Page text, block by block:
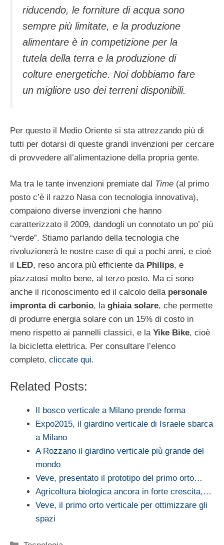
riducendo, le forniture di acqua sono
sempre più limitate, e la produzione
alimentare è in competizione per la
tutela della terra e la produzione di
colture energetiche. Noi dobbiamo fare
un migliore uso dei terreni disponibili.
Per questo il Medio Oriente si sta attrezzando più di
tutti per dotarsi di queste grandi invenzioni per cercare
di provvedere all’alimentazione della propria gente.
Ma tra le tante invenzioni premiate dal Time (al primo
posto c’è il razzo Nasa con tecnologia innovativa),
compaiono diverse invenzioni che hanno
caratterizzato il 2009, dandogli un connotato un po’ più
“verde”. Stiamo parlando della tecnologia che
rivoluzionerà le nostre case di qui a pochi anni, e cioè
il LED, reso ancora più efficiente da Philips, e
piazzatosi molto bene, al terzo posto. Ma ci sono
anche il riconoscimento ed il calcolo della personale
impronta di carbonio, laghiaia solare, che permette
di produrre energia solare con un 15% di costo in
meno rispetto ai pannelli classici, e la Yike Bike, cioè
la bicicletta elettrica. Per consultare l’elenco
completo, cliccate qui.
Related Posts:
Il bosco verticale a Milano prende forma
Expo2015, il giardino verticale di Israele sbarca
a Milano
A Rozzano il giardino verticale più grande del
mondo
Veve, presentato il prototipo del primo orto…
Agricoltura biologica ancora in forte crescita,…
Veve, il primo orto verticale per ottimizzare gli
spazi